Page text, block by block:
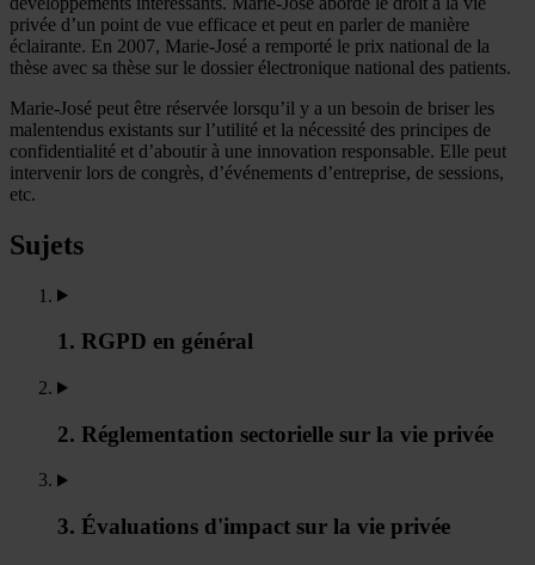
privée d’un point de vue efficace et peut en parler de manière
éclairante. En 2007, Marie-José a remporté le prix national de la
thèse avec sa thèse sur le dossier électronique national des patients.
Marie-José peut être réservée lorsqu’il y a un besoin de briser les
malentendus existants sur l’utilité et la nécessité des principes de
confidentialité et d’aboutir à une innovation responsable. Elle peut
intervenir lors de congrès, d’événements d’entreprise, de sessions,
etc.
Sujets
1. RGPD en général
2. Réglementation sectorielle sur la vie privée
3. Évaluations d'impact sur la vie privée